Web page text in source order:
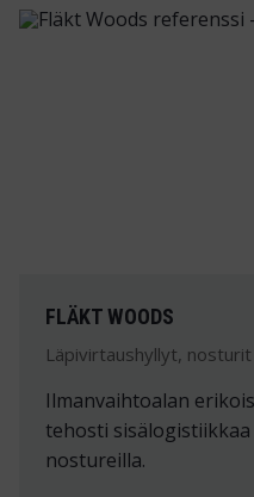
FLÄKT WOODS
Läpivirtaushyllyt, nosturit
Ilmanvaihtoalan
tehosti
nostureilla.